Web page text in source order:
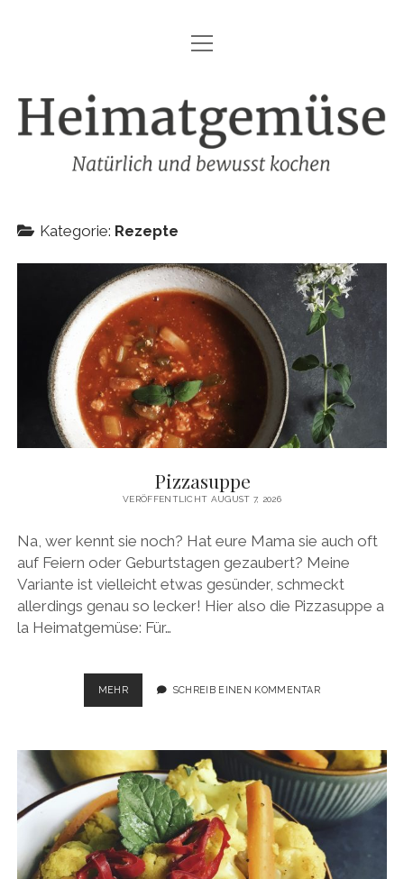
HEIMATGEMÜSE
DAS KOCHBUCH
FOODFOTOGRAFIE
REZEPTE
IMPRESSUM
DATENSCHUTZ
facebook
pinterestinstagramamazon
E-
Mail
Menü
öffnen
Heimatgemüse
Kategorie: Rezepte
Pizzasuppe
VERÖFFENTLICHT AUGUST 7, 2026
Na, wer kennt sie noch? Hat eure Mama sie auch oft
auf Feiern oder Geburtstagen gezaubert? Meine
Variante ist vielleicht etwas gesünder, schmeckt
allerdings genau so lecker! Hier also die Pizzasuppe a
la Heimatgemüse: Für…
MEHRPIZZASUPPESCHREIB EINEN KOMMENTAR